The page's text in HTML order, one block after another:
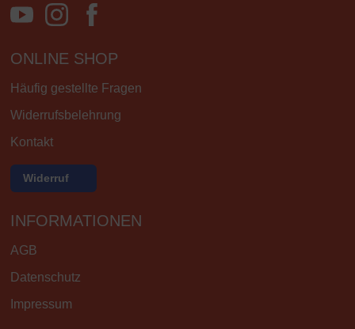
ONLINE SHOP
Häufig gestellte Fragen
Widerrufsbelehrung
Kontakt
Widerruf
INFORMATIONEN
AGB
Datenschutz
Impressum